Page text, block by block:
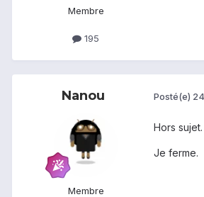
Membre
195
Nanou
Membre
Posté(e)
Hors sujet.
Je ferme.